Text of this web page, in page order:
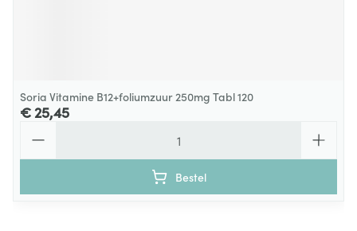
Soria Vitamine B12+foliumzuur 250mg Tabl 120
€ 25,45
Bestel